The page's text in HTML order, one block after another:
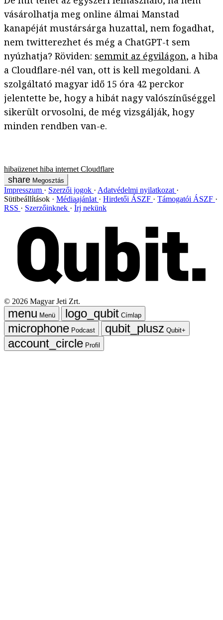
vásárolhatja meg online álmai Manstad
kanapéját mustársárga huzattal, nem fogadhat,
nem twitterezhet és még a ChatGPT-t sem
nyúzhatja? Röviden: semmit az égvilágon, a hiba
a Cloudflare-nél van, ott is kell megoldani. A
szolgáltató magyar idő 15 óra 42 perckor
jelentette be, hogy a hibát nagy valószínűséggel
sikerült orvosolni, de még vizsgálják, hogy
minden rendben van-e.
hibaüzenet hiba internet Cloudflare
Megosztás
Impresszum Szerzői jogok
Adatvédelmi nyilatkozat
Sütibeállítások
Médiaajánlat Hirdetői ÁSZF
Támogatói ÁSZF
RSS
Szerzőinknek Írj nekünk
© 2026 Magyar Jeti Zrt.
Menü
Címlap
Podcast
Qubit+
Profil